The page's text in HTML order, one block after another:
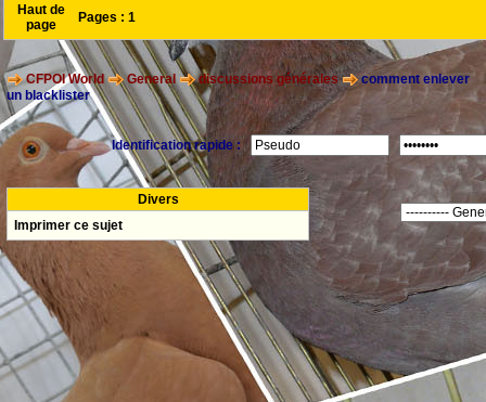
Haut de
page
Pages : 1
CFPOI World General discussions générales
comment enlever
un blacklister
Identification rapide :
Divers
Imprimer ce sujet